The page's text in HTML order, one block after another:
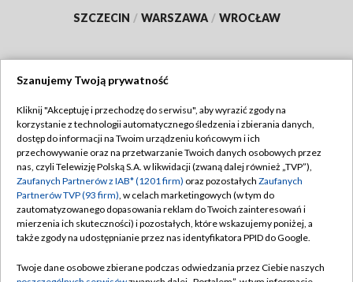
SZCZECIN / WARSZAWA / WROCŁAW
TVP
Abonament TVP
Emisja w TVP
Centrum informacji TVP
Naziemna Telewizja Cyfrowa
Regulamin TVP
Polityka prywatności
Moje zgody
Pomoc
Szanujemy Twoją prywatność
Kliknij "Akceptuję i przechodzę do serwisu", aby wyrazić zgody na
korzystanie z technologii automatycznego śledzenia i zbierania danych,
dostęp do informacji na Twoim urządzeniu końcowym i ich
przechowywanie oraz na przetwarzanie Twoich danych osobowych przez
nas, czyli Telewizję Polską S.A. w likwidacji (zwaną dalej również „TVP”),
Zaufanych Partnerów z IAB* (1201 firm) oraz pozostałych Zaufanych
Partnerów TVP (93 firm), w celach marketingowych (w tym do
zautomatyzowanego dopasowania reklam do Twoich zainteresowań i
mierzenia ich skuteczności) i pozostałych, które wskazujemy poniżej, a
także zgody na udostępnianie przez nas identyfikatora PPID do Google.
Twoje dane osobowe zbierane podczas odwiedzania przez Ciebie naszych